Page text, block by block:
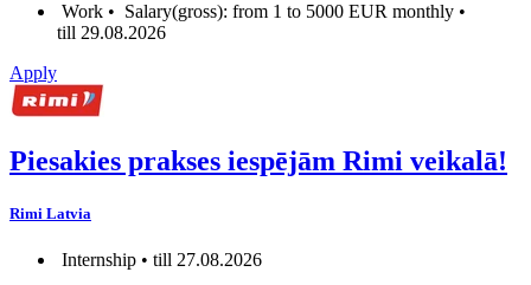
Work • Salary(gross): from 1 to 5000 EUR monthly •
till 29.08.2026
Apply
Piesakies prakses iespējām Rimi veikalā!
Rimi Latvia
Internship • till 27.08.2026